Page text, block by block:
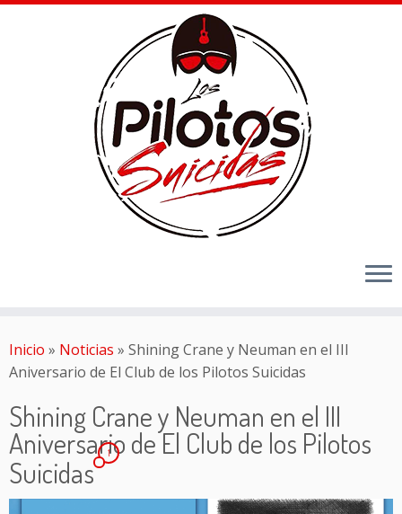
Inicio » Noticias » Shining Crane y Neuman en el III
Aniversario de El Club de los Pilotos Suicidas
Shining Crane y Neuman en el III
Aniversario de El Club de los Pilotos
Suicidas
1